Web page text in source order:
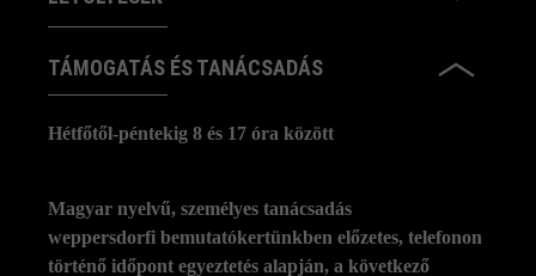
TÁMOGATÁS ÉS TANÁCSADÁS
Hétfőtől-péntekig 8 és 17 óra között
Magyar nyelvű, személyes tanácsadás
weppersdorfi bemutatókertünkben előzetes, telefonon
történő időpont egyeztetés alapján, a következő